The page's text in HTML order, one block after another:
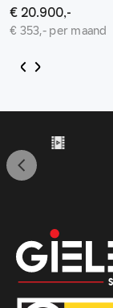
€ 20.900,-
€ 353,- per maand